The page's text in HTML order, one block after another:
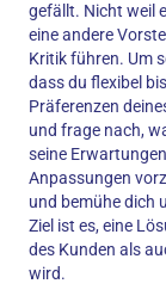
gefällt. Nicht weil
eine andere
Kritik führen. Um
dass du flexibel
Präferenzen
und frage nach,
seine
Anpassungen
und bemühe dich
Ziel ist es, eine
des Kunden als
wird.